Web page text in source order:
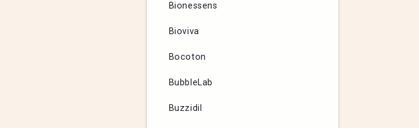
Bionessens
Bioviva
Bocoton
BubbleLab
Buzzidil